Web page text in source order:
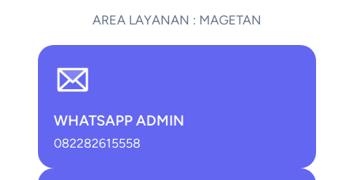
AREA LAYANAN : MAGETAN
WHATSAPP ADMIN
082282615558